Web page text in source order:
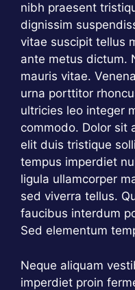
nibh praesent
dignissim
vitae suscipit tellus
ante metus dictum.
mauris vitae.
urna porttitor
ultricies leo integer
commodo. Dolor sit
elit duis tristique
tempus imperdiet
ligula ullamcorper
sed viverra tellus.
faucibus interdum
Sed elementum
Neque aliquam
imperdiet proin